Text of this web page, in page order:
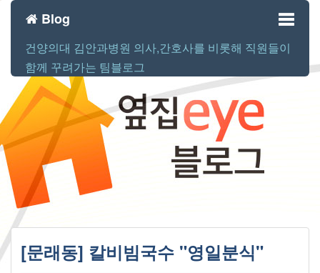
Toggle
Blog
건양의대 김안과병원 의사,간호사를 비롯해 직원들이
함께 꾸려가는 팀블로그
[문래동] 칼비빔국수 "영일분식"